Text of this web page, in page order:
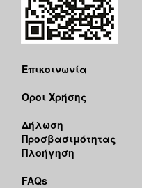
Επικοινωνία
Όροι Χρήσης
Δήλωση
Προσβασιμότητας
Πλοήγηση
FAQs